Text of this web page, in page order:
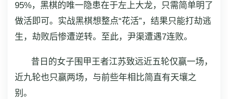
95%，黑棋的唯一隐患在于左上大龙，只需简单明了
做活即可。实战黑棋想整点“花活”，结果只能打劫逃
生，劫败后惨遭逆转。至此，尹渠遭遇7连败。
昔日的女子围甲王者江苏致远近五轮仅赢一场，
近九轮也只赢两场，与前些年相比简直有天壤之
别。